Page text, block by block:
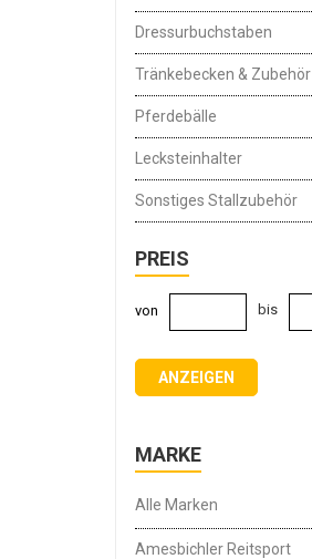
Dressurbuchstaben
Tränkebecken & Zubehör
Pferdebälle
Lecksteinhalter
Sonstiges Stallzubehör
PREIS
von bis
ANZEIGEN
MARKE
Alle Marken
Amesbichler Reitsport